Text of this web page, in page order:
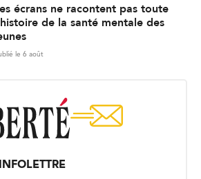
écrans ne racontent pas toute
de la santé mentale des
le 6 août